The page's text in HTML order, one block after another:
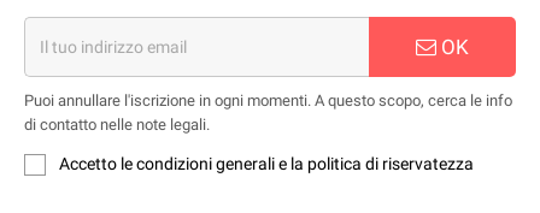
OK
Puoi annullare l'iscrizione in ogni momenti. A questo scopo, cerca le info
di contatto nelle note legali.
Accetto le condizioni generali e la politica di riservatezza